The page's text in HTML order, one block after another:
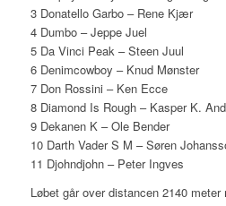
3 Donatello Garbo – Rene Kjær
4 Dumbo – Jeppe Juel
5 Da Vinci Peak – Steen Juul
6 Denimcowboy – Knud Mønster
7 Don Rossini – Ken Ecce
8 Diamond Is Rough – Kasper K.
9 Dekanen K – Ole Bender
10 Darth Vader S M – Søren
11 Djohndjohn – Peter Ingves
Løbet går over distancen 2140